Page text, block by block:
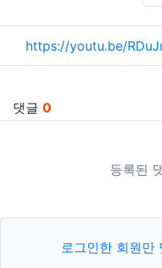
관련자료
https://youtu.be/
댓글 0
등록된
로그인한 회원만